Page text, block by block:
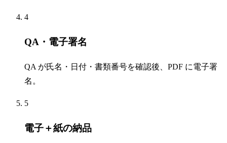
4
QA・電子署名
QA が氏名・日付・書類番号を確認後、PDF に電子署
名。
5
電子＋紙の納品